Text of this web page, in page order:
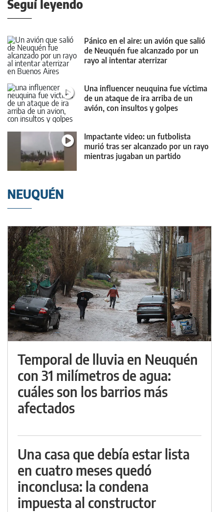
Seguí leyendo
Pánico en el aire: un avión que salió
de Neuquén fue alcanzado por un
rayo al intentar aterrizar
Una influencer neuquina fue víctima
de un ataque de ira arriba de un
avión, con insultos y golpes
Impactante video: un futbolista
murió tras ser alcanzado por un rayo
mientras jugaban un partido
NEUQUÉN
Temporal de lluvia en Neuquén
con 31 milímetros de agua:
cuáles son los barrios más
afectados
Una casa que debía estar lista
en cuatro meses quedó
inconclusa: la condena
impuesta al constructor